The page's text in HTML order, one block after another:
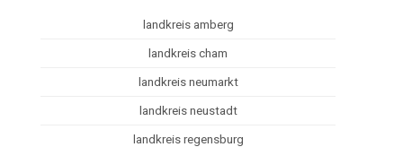
landkreis amberg
landkreis cham
landkreis neumarkt
landkreis neustadt
landkreis regensburg